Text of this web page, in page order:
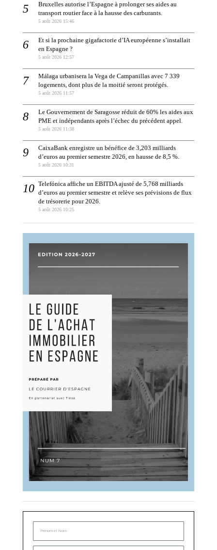
Bruxelles autorise l’Espagne à prolonger ses aides au
transport routier face à la hausse des carburants.
5 août 2026 15:46
Et si la prochaine gigafactorie d’IA européenne s’installait
en Espagne ?
5 août 2026 12:57
Málaga urbanisera la Vega de Campanillas avec 7 339
logements, dont plus de la moitié seront protégés.
5 août 2026 11:57
Le Gouvernement de Saragosse réduit de 60% les aides aux
PME et indépendants après l’échec du précédent appel.
5 août 2026 11:38
CaixaBank enregistre un bénéfice de 3,203 milliards
d’euros au premier semestre 2026, en hausse de 8,5 %.
5 août 2026 10:31
Telefónica affiche un EBITDA ajusté de 5,768 milliards
d’euros au premier semestre et relève ses prévisions de flux
de trésorerie pour 2026.
5 août 2026 10:25